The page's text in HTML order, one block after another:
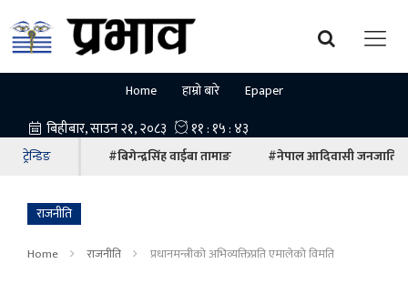
Home हाम्रो बारे Epaper
ट्रेन्डिङ #बिगेन्द्रसिंह वाईबा तामाङ #नेपाल आदिवासी जनजाति
राजनीति
Home राजनीति प्रधानमन्त्रीको अभिव्यक्तिप्रति एमालेको विमति